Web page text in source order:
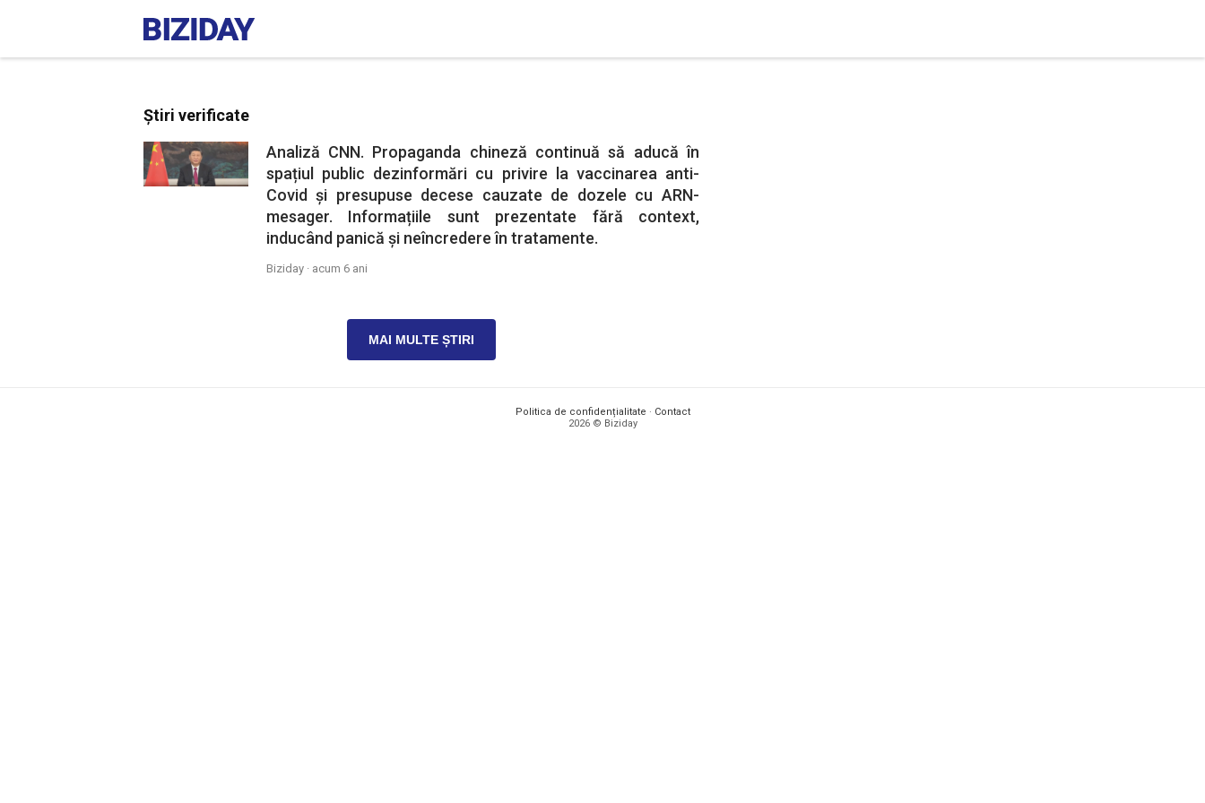
Știri verificate
Analiză CNN. Propaganda chineză continuă să aducă în
spațiul public dezinformări cu privire la vaccinarea anti-
Covid și presupuse decese cauzate de dozele cu ARN-
mesager. Informațiile sunt prezentate fără context,
inducând panică și neîncredere în tratamente.
Biziday · acum 6 ani
MAI MULTE ȘTIRI
Politica de confidențialitate · Contact
2026 © Biziday